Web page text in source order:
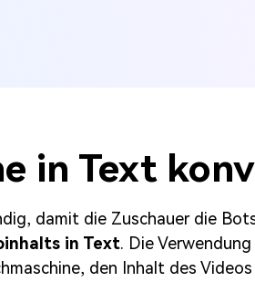
in Text
damit die Zuschauer die
in Text. Die
den Inhalt des